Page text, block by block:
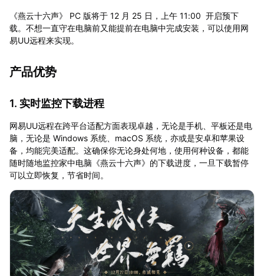
《燕云十六声》 PC 版将于 12 月 25 日，上午 11:00 开启预下
载。不想一直守在电脑前又能提前在电脑中完成安装，可以使用网
易UU远程来实现。
产品优势
1. 实时监控下载进程
网易UU远程在跨平台适配方面表现卓越，无论是手机、平板还是电
脑，无论是 Windows 系统、macOS 系统，亦或是安卓和苹果设
备，均能完美适配。这确保你无论身处何地，使用何种设备，都能
随时随地监控家中电脑《燕云十六声》的下载进度，一旦下载暂停
可以立即恢复，节省时间。